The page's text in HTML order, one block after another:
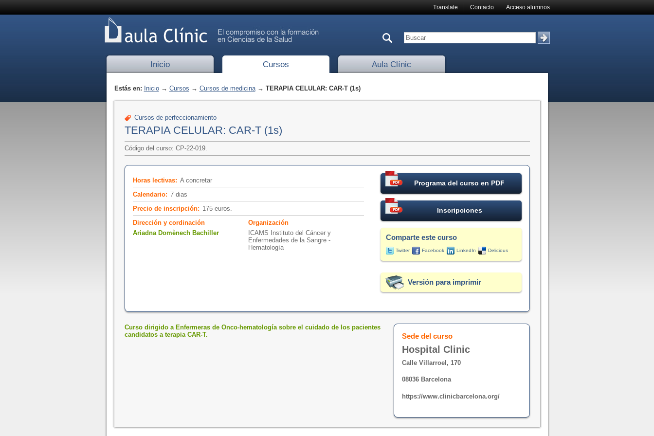
Translate Contacto Acceso alumnos
Inicio Cursos Aula Clínic
Estás en: Inicio→ Cursos → Cursos de medicina→ TERAPIA CELULAR: CAR-T (1s)
Cursos de perfeccionamiento
TERAPIA CELULAR: CAR-T (1s)
Código del curso: CP-22-019.
Horas lectivas: A concretar
Calendario: 7 dias
Precio de inscripción: 175 euros.
Dirección y cordinación
Ariadna Domènech Bachiller
Organización
ICAMS Instituto del Cáncer y
Enfermedades de la Sangre -
Hematología
Programa del curso en PDF
Inscripciones
Comparte este curso
Twitter Facebook LinkedIn Delicious
Versión para imprimir
Curso dirigido a Enfermeras de Onco-hematología sobre el cuidado de los pacientes
candidatos a terapia CAR-T.
Sede del curso
Hospital Clinic
Calle Villarroel, 170
08036 Barcelona
https://www.clinicbarcelona.org/